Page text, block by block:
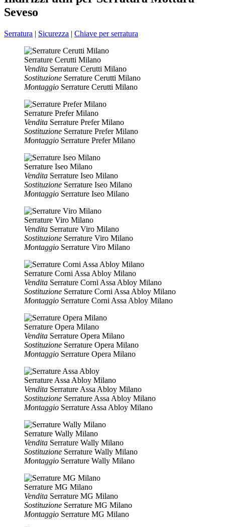
Seveso
Serratura | Sicurezza | Chiave per serratura
Serrature Cerutti Milano
Vendita Serrature Cerutti Milano
Sostituzione Serrature Cerutti Milano
Montaggio Serrature Cerutti Milano
Serrature Prefer Milano
Vendita Serrature Prefer Milano
Sostituzione Serrature Prefer Milano
Montaggio Serrature Prefer Milano
Serrature Iseo Milano
Vendita Serrature Iseo Milano
Sostituzione Serrature Iseo Milano
Montaggio Serrature Iseo Milano
Serrature Viro Milano
Vendita Serrature Viro Milano
Sostituzione Serrature Viro Milano
Montaggio Serrature Viro Milano
Serrature Corni Assa Abloy Milano
Vendita Serrature Corni Assa Abloy Milano
Sostituzione Serrature Corni Assa Abloy Milano
Montaggio Serrature Corni Assa Abloy Milano
Serrature Opera Milano
Vendita Serrature Opera Milano
Sostituzione Serrature Opera Milano
Montaggio Serrature Opera Milano
Serrature Assa Abloy Milano
Vendita Serrature Assa Abloy Milano
Sostituzione Serrature Assa Abloy Milano
Montaggio Serrature Assa Abloy Milano
Serrature Wally Milano
Vendita Serrature Wally Milano
Sostituzione Serrature Wally Milano
Montaggio Serrature Wally Milano
Serrature MG Milano
Vendita Serrature MG Milano
Sostituzione Serrature MG Milano
Montaggio Serrature MG Milano